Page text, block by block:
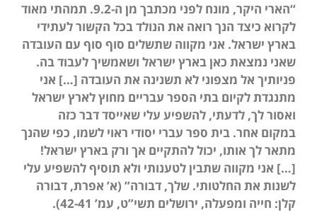
“הארי היקר, מונח לפני מכתבך מן ה-9.2. תמהתי מאוד
לקרוא כיצד הנך רואה את הנולד בכל הקשור לעתידי
בארץ ישראל. אני מקווה שתשלים סוף סוף עם העובדה
שאני נמצאת כאן בארץ ישראל ושאמשיך לעבוד בה.
פניותיך אל מצפוני לא תשנינה את העובדה […] אני
מתנגדת לקיום בתי הספר עבריים מחוץ לארץ ישראל
ואסור לך, לדעתי, להשפיע עלי שאייסד דבר כזה
במקום אחר. בית ספר עברי יסודי ראוי לשמו, כפי שהנך
מתאר לך אותו, יכול להתקיים אך ורק בארץ ישראל!
[…] אני מקווה שתבין לטענותי ולא תוסיף להשפיע עלי
לשנות את החלטותי. שלך, דבורה” (א’ אפרת, דבורה
קלן: חייה ומפעלה, ירושלים תשי”ט, עמ’ 42-41).